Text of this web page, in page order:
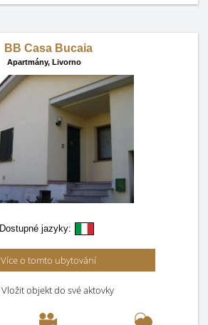
BB Casa Bucaia
Apartmány, Livorno
Dostupné jazyky:
Více o tomto ubytování
Vložit objekt do své aktovky